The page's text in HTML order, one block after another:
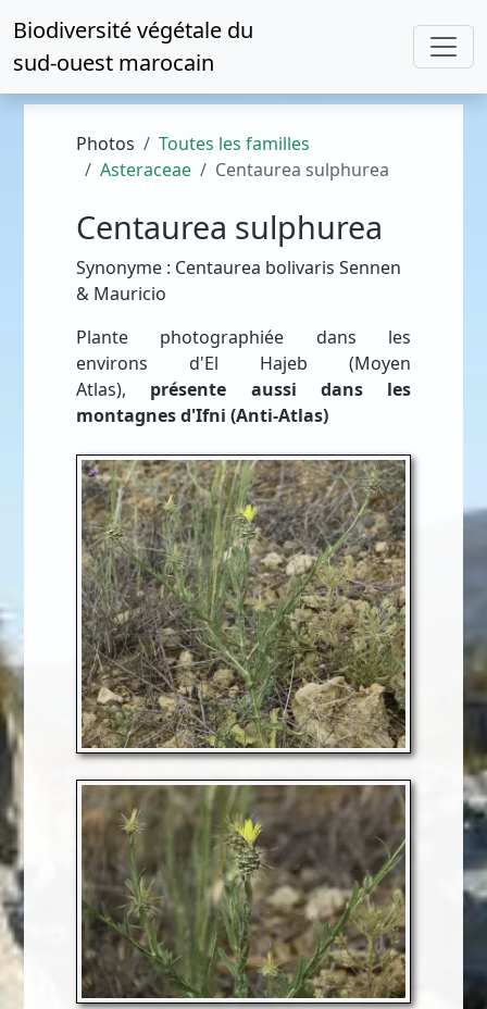
Biodiversité végétale du
sud-ouest marocain
Photos
Toutes les familles
Asteraceae
Centaurea sulphurea
Centaurea sulphurea
Synonyme : Centaurea bolivaris Sennen
& Mauricio
Plante photographiée dans les
environs d'El Hajeb (Moyen
Atlas), présente aussi dans les
montagnes d'Ifni (Anti-Atlas)